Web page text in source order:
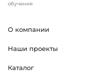
обучения
О компании
Наши проекты
Каталог